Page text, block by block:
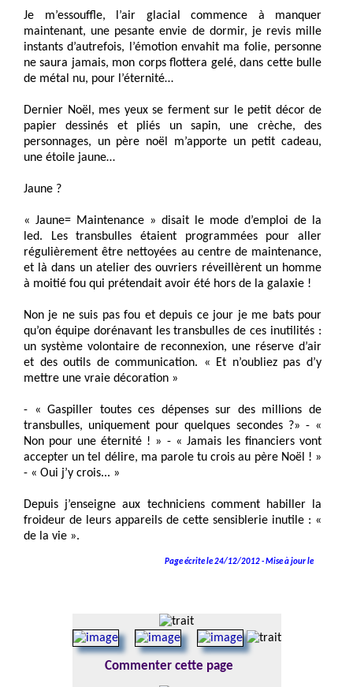
Je m’essouffle, l’air glacial commence à manquer
maintenant, une pesante envie de dormir, je revis mille
instants d’autrefois, l’émotion envahit ma folie, personne
ne saura jamais, mon corps flottera gelé, dans cette bulle
de métal nu, pour l’éternité…
Dernier Noël, mes yeux se ferment sur le petit décor de
papier dessinés et pliés un sapin, une crèche, des
personnages, un père noël m’apporte un petit cadeau,
une étoile jaune…
Jaune ?
« Jaune= Maintenance » disait le mode d’emploi de la
led. Les transbulles étaient programmées pour aller
régulièrement être nettoyées au centre de maintenance,
et là dans un atelier des ouvriers réveillèrent un homme
à moitié fou qui prétendait avoir été hors de la galaxie !
Non je ne suis pas fou et depuis ce jour je me bats pour
qu’on équipe dorénavant les transbulles de ces inutilités :
un système volontaire de reconnexion, une réserve d’air
et des outils de communication. « Et n’oubliez pas d’y
mettre une vraie décoration »
- « Gaspiller toutes ces dépenses sur des millions de
transbulles, uniquement pour quelques secondes ?» - «
Non pour une éternité ! » - « Jamais les financiers vont
accepter un tel délire, ma parole tu crois au père Noël ! »
- « Oui j’y crois... »
Depuis j’enseigne aux techniciens comment habiller la
froideur de leurs appareils de cette sensiblerie inutile : «
de la vie ».
Page écrite le 24/12/2012 - Mise à jour le
Commenter cette page